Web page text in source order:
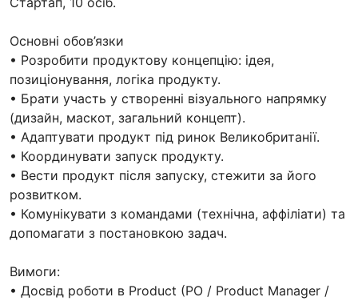
Основні обов’язки
• Розробити продуктову концепцію: ідея,
позиціонування, логіка продукту.
• Брати участь у створенні візуального напрямку
(дизайн, маскот, загальний концепт).
• Адаптувати продукт під ринок Великобританії.
• Координувати запуск продукту.
• Вести продукт після запуску, стежити за його
розвитком.
• Комунікувати з командами (технічна, аффіліати) та
допомагати з постановкою задач.
Вимоги:
• Досвід роботи в Product (PO / Product Manager /